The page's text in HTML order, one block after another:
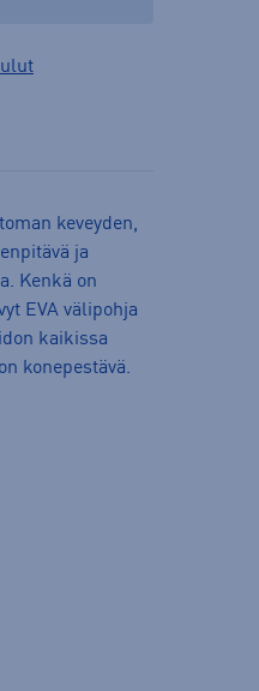
keveyden,
ja
Kenkä on
EVA välipohja
kaikissa
konepestävä.